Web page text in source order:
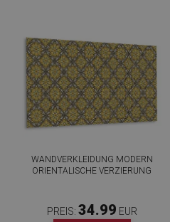
WANDVERKLEIDUNG MODERN
ORIENTALISCHE VERZIERUNG
PREIS: 34.99 EUR